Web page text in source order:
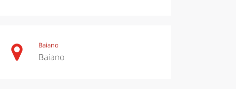
VALLE D'AOSTA
Baiano
Baiano